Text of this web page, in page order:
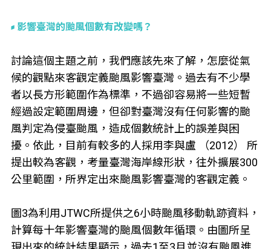
影響臺灣的颱風個數有改變嗎？
討論這個主題之前，我們應該先來了解，怎麼從氣
候的觀點來客觀定義颱風影響臺灣。過去有不少學
者以長方形範圍作為標準，不過卻容易將一些短暫
經過設定範圍周邊，但卻對臺灣沒有任何影響的颱
風判定為侵臺颱風，造成個數統計上的誤差與困
擾。依此，目前有較多的人採用李與盧 （2012） 所
提出較為客觀，考量臺灣海岸線形狀，往外擴展300
公里範圍，所界定出來颱風影響臺灣的客觀定義。
圖3為利用JTWC所提供之6小時颱風移動軌跡資料，
計算每十年影響臺灣的颱風個數年循環。由圖所呈